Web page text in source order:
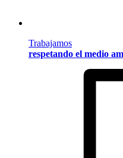
Trabajamos
respetando el medio